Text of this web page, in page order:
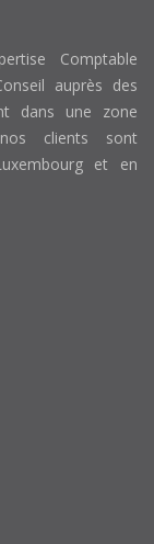
Comptable
auprès des
dans une zone
clients sont
et en